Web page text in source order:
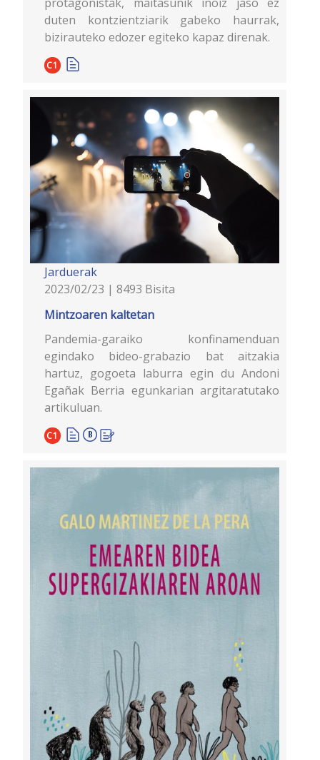
duten kontzientziarik gabeko haurrak,
bizirauteko edozer egiteko kapaz direnak.
C1
Jarduerak
2023/02/23 | 8493 Bisita
Mintzoaren kaltetan
Pandemia-garaiko konfinamenduan
egindako bideo-grabazio bat aitzakia
hartuz, gogoeta laburra egin du Andoni
Egañak Berria egunkarian argitaratutako
artikuluan.
C1